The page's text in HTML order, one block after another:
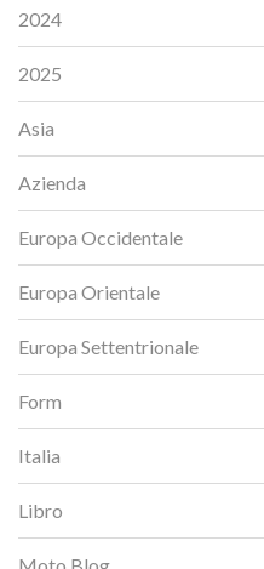
2024
2025
Asia
Azienda
Europa Occidentale
Europa Orientale
Europa Settentrionale
Form
Italia
Libro